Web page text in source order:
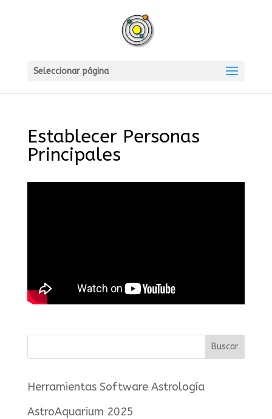
Seleccionar página
Establecer Personas
Principales
Herramientas Software Astrología
AstroAquarium 2025